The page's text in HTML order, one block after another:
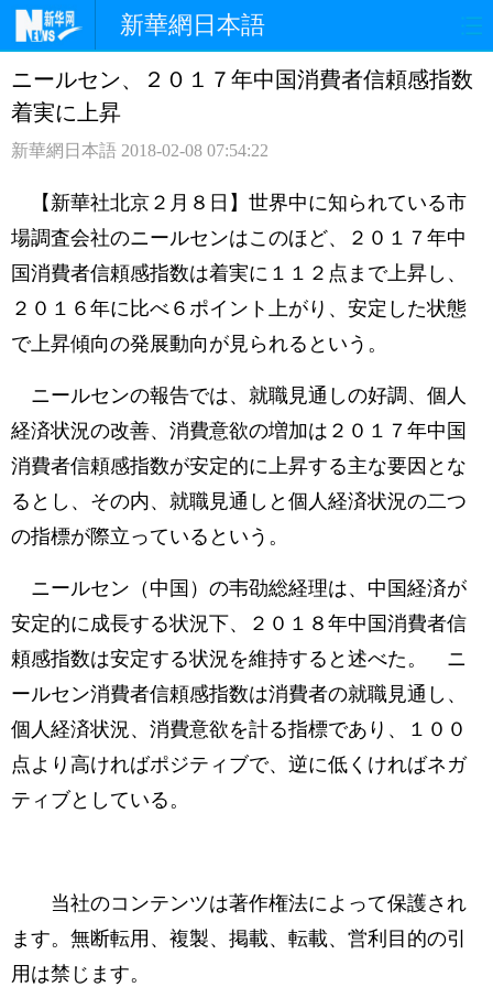
新華網日本語
ホームページ 政治 経済
観光 評論 写真
中日対訳
ニールセン、２０１７年中国消費者信頼感指数
着実に上昇
新華網日本語 2018-02-08 07:54:22
【新華社北京２月８日】世界中に知られている市
場調査会社のニールセンはこのほど、２０１７年中
国消費者信頼感指数は着実に１１２点まで上昇し、
２０１６年に比べ６ポイント上がり、安定した状態
で上昇傾向の発展動向が見られるという。
ニールセンの報告では、就職見通しの好調、個人
経済状況の改善、消費意欲の増加は２０１７年中国
消費者信頼感指数が安定的に上昇する主な要因とな
るとし、その内、就職見通しと個人経済状況の二つ
の指標が際立っているという。
ニールセン（中国）の韦劭総経理は、中国経済が
安定的に成長する状況下、２０１８年中国消費者信
頼感指数は安定する状況を維持すると述べた。 ニ
ールセン消費者信頼感指数は消費者の就職見通し、
個人経済状況、消費意欲を計る指標であり、１００
点より高ければポジティブで、逆に低くければネガ
ティブとしている。
当社のコンテンツは著作権法によって保護され
ます。無断転用、複製、掲載、転載、営利目的の引
用は禁じます。